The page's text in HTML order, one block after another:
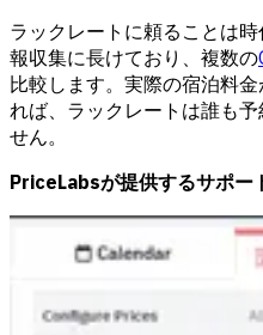
ラックレートに頼ることは
報収集に長けており、複数の
比較します。実際の宿泊料
れば、ラックレートは誰も
せん。
PriceLabsが提供するサポー